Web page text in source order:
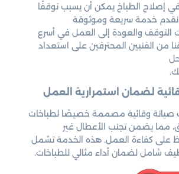
في إصلاح الطباخ يمكن أن يسبب توقفًا
خدمة سريعة وموثوقة
والعودة إلى العمل في أسرع
من الفنيين المحترفين على استعداد
صيانة وقائية مصممة خصيصًا لطباخات
مما يضمن تجنب الأعطال غير
على كفاءة العمل. هذه الخدمة تشمل
شامل لضمان أداء مثالي للطباخات.